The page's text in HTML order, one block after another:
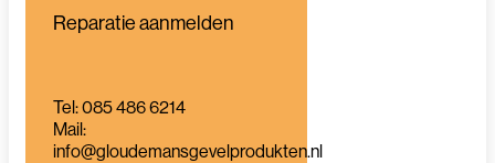
Reparatie aanmelden
Tel: 085 486 6214
Mail:
info@gloudemansgevelprodukten.nl